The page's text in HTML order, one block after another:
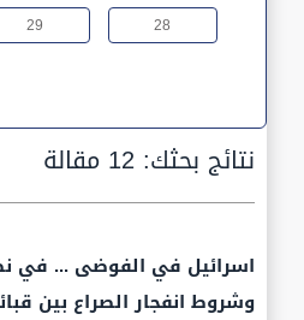
28
29
نتائج بحثك:12 مقالة
اسرائيل في الفوضى ... في
وشروط انفجار الصراع بين